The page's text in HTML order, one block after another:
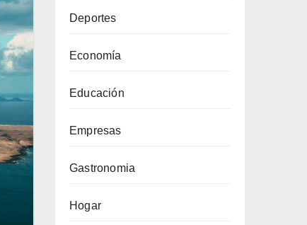
Deportes
Economía
Educación
Empresas
Gastronomia
Hogar